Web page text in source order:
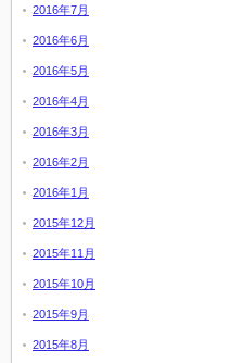
2016年7月
2016年6月
2016年5月
2016年4月
2016年3月
2016年2月
2016年1月
2015年12月
2015年11月
2015年10月
2015年9月
2015年8月